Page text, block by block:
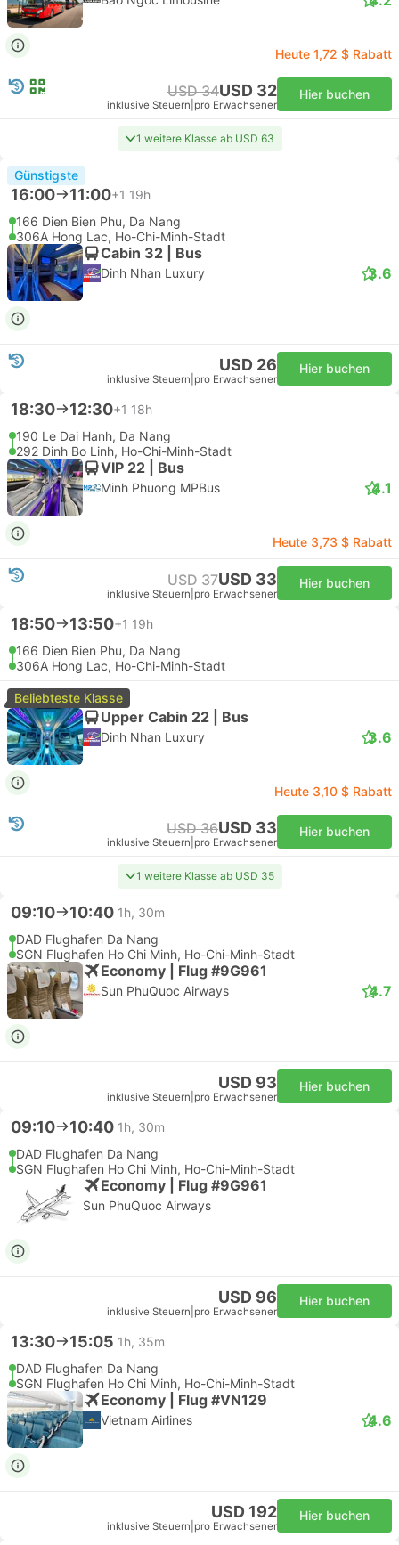
Heute 1,72 $ Rabatt
USD 34USD 32
inklusive Steuern pro Erwachsener
Hier buchen
1 weitere Klasse ab USD 63
Günstigste
16:00 11:00+1 19h
166 Dien Bien Phu, Da Nang
306A Hong Lac, Ho-Chi-Minh-Stadt
Cabin 32 | Bus
Dinh Nhan Luxury 3.6
USD 26
inklusive Steuern pro Erwachsener
Hier buchen
18:30 12:30+1 18h
190 Le Dai Hanh, Da Nang
292 Dinh Bo Linh, Ho-Chi-Minh-Stadt
VIP 22 | Bus
Minh Phuong MPBus 4.1
Heute 3,73 $ Rabatt
USD 37USD 33
inklusive Steuern pro Erwachsener
Hier buchen
18:50 13:50+1 19h
166 Dien Bien Phu, Da Nang
306A Hong Lac, Ho-Chi-Minh-Stadt
Beliebteste Klasse
Upper Cabin 22 | Bus
Dinh Nhan Luxury 3.6
Heute 3,10 $ Rabatt
USD 36USD 33
inklusive Steuern pro Erwachsener
Hier buchen
1 weitere Klasse ab USD 35
09:10 10:40 1h, 30m
DAD Flughafen Da Nang
SGN Flughafen Ho Chi Minh, Ho-Chi-Minh-Stadt
Economy | Flug #9G961
Sun PhuQuoc Airways 4.7
USD 93
inklusive Steuern pro Erwachsener
Hier buchen
09:10 10:40 1h, 30m
DAD Flughafen Da Nang
SGN Flughafen Ho Chi Minh, Ho-Chi-Minh-Stadt
Economy | Flug #9G961
Sun PhuQuoc Airways
USD 96
inklusive Steuern pro Erwachsener
Hier buchen
13:30 15:05 1h, 35m
DAD Flughafen Da Nang
SGN Flughafen Ho Chi Minh, Ho-Chi-Minh-Stadt
Economy | Flug #VN129
Vietnam Airlines 4.6
USD 192
inklusive Steuern pro Erwachsener
Hier buchen